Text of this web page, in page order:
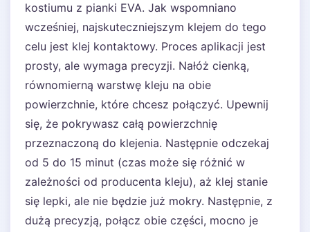
kostiumu z pianki EVA. Jak wspomniano
wcześniej, najskuteczniejszym klejem do tego
celu jest klej kontaktowy. Proces aplikacji jest
prosty, ale wymaga precyzji. Nałóż cienką,
równomierną warstwę kleju na obie
powierzchnie, które chcesz połączyć. Upewnij
się, że pokrywasz całą powierzchnię
przeznaczoną do klejenia. Następnie odczekaj
od 5 do 15 minut (czas może się różnić w
zależności od producenta kleju), aż klej stanie
się lepki, ale nie będzie już mokry. Następnie, z
dużą precyzją, połącz obie części, mocno je